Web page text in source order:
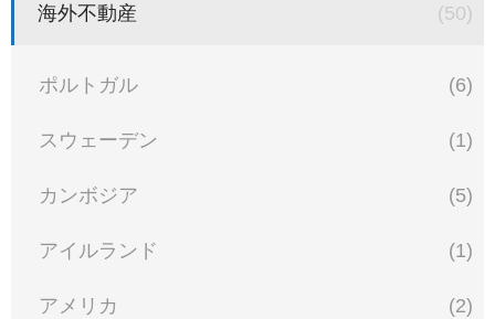
海外不動産 (50)
ポルトガル (6)
スウェーデン (1)
カンボジア (5)
アイルランド (1)
アメリカ (2)